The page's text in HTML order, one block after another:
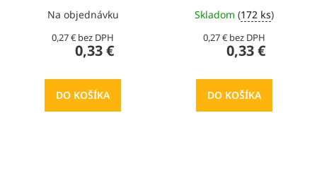
Na objednávku
0,27 € bez DPH
0,33 €
DO KOŠÍKA
Skladom (172 ks)
0,27 € bez DPH
0,33 €
DO KOŠÍKA